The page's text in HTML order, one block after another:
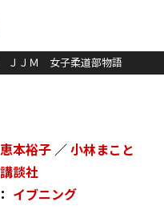
ＪＪＭ 女子柔道部物語
恵本裕子 ／ 小林まこと
講談社
イブニング